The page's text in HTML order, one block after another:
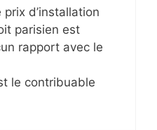
d’installation
parisien est
rapport avec le
le contribuable